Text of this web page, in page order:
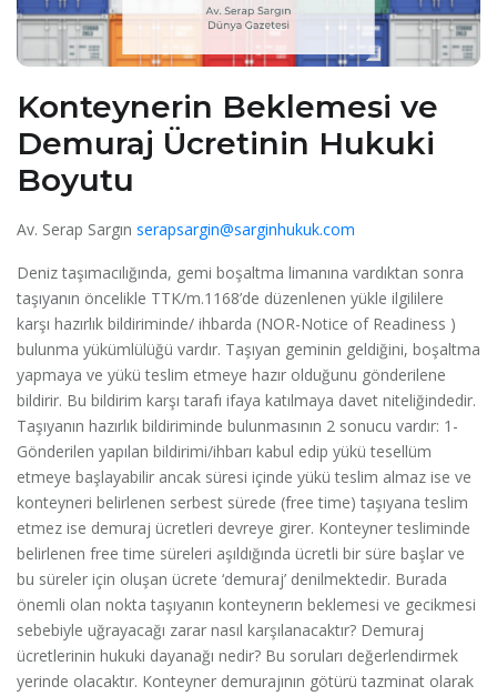
Konteynerin Beklemesi ve
Demuraj Ücretinin Hukuki
Boyutu
Av. Serap Sargın serapsargin@sarginhukuk.com
Deniz taşımacılığında, gemi boşaltma limanına vardıktan sonra
taşıyanın öncelikle TTK/m.1168’de düzenlenen yükle ilgililere
karşı hazırlık bildiriminde/ ihbarda (NOR-Notice of Readiness )
bulunma yükümlülüğü vardır. Taşıyan geminin geldiğini, boşaltma
yapmaya ve yükü teslim etmeye hazır olduğunu gönderilene
bildirir. Bu bildirim karşı tarafı ifaya katılmaya davet niteliğindedir.
Taşıyanın hazırlık bildiriminde bulunmasının 2 sonucu vardır: 1-
Gönderilen yapılan bildirimi/ihbarı kabul edip yükü tesellüm
etmeye başlayabilir ancak süresi içinde yükü teslim almaz ise ve
konteyneri belirlenen serbest sürede (free time) taşıyana teslim
etmez ise demuraj ücretleri devreye girer. Konteyner tesliminde
belirlenen free time süreleri aşıldığında ücretli bir süre başlar ve
bu süreler için oluşan ücrete ‘demuraj’ denilmektedir. Burada
önemli olan nokta taşıyanın konteynerın beklemesi ve gecikmesi
sebebiyle uğrayacağı zarar nasıl karşılanacaktır? Demuraj
ücretlerinin hukuki dayanağı nedir? Bu soruları değerlendirmek
yerinde olacaktır. Konteyner demurajının götürü tazminat olarak